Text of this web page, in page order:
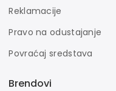
Reklamacije
Pravo na odustajanje
Povraćaj sredstava
Brendovi